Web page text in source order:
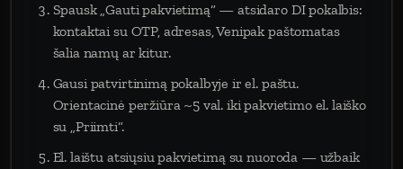
Spausk „Gauti pakvietimą“ — atsidaro DI pokalbis:
kontaktai su OTP, adresas, Venipak paštomatas
šalia namų ar kitur.
Gausi patvirtinimą pokalbyje ir el. paštu.
Orientacinė peržiūra ~5 val. iki pakvietimo el. laiško
su „Priimti“.
El. laištu atsiųsiu pakvietimą su nuoroda — užbaik